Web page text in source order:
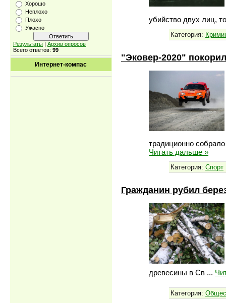
Хорошо
Неплохо
Плохо
Ужасно
Результаты | Архив опросов
Всего ответов: 99
Интернет-компас
убийство двух лиц,
Категория:
"Эковер-2020"
традиционно
Читать дальше »
Категория: Спорт
Гражданин рубил
древесины в Св ...
Категория: